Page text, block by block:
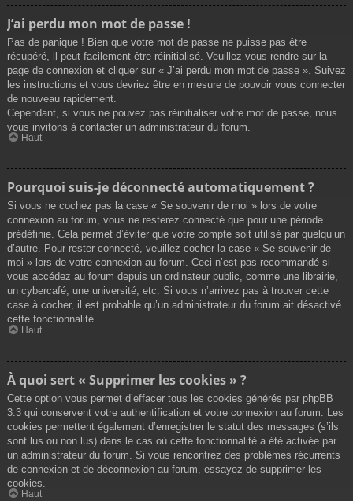
J’ai perdu mon mot de passe !
Pas de panique ! Bien que votre mot de passe ne puisse pas être
récupéré, il peut facilement être réinitialisé. Veuillez vous rendre sur la
page de connexion et cliquer sur « J’ai perdu mon mot de passe ». Suivez
les instructions et vous devriez être en mesure de pouvoir vous connecter
de nouveau rapidement.
Cependant, si vous ne pouvez pas réinitialiser votre mot de passe, nous
vous invitons à contacter un administrateur du forum.
Haut
Pourquoi suis-je déconnecté automatiquement ?
Si vous ne cochez pas la case « Se souvenir de moi » lors de votre
connexion au forum, vous ne resterez connecté que pour une période
prédéfinie. Cela permet d’éviter que votre compte soit utilisé par quelqu’un
d’autre. Pour rester connecté, veuillez cocher la case « Se souvenir de
moi » lors de votre connexion au forum. Ceci n’est pas recommandé si
vous accédez au forum depuis un ordinateur public, comme une librairie,
un cybercafé, une université, etc. Si vous n’arrivez pas à trouver cette
case à cocher, il est probable qu’un administrateur du forum ait désactivé
cette fonctionnalité.
Haut
À quoi sert « Supprimer les cookies » ?
Cette option vous permet d’effacer tous les cookies générés par phpBB
3.3 qui conservent votre authentification et votre connexion au forum. Les
cookies permettent également d’enregistrer le statut des messages (s’ils
sont lus ou non lus) dans le cas où cette fonctionnalité a été activée par
un administrateur du forum. Si vous rencontrez des problèmes récurrents
de connexion et de déconnexion au forum, essayez de supprimer les
cookies.
Haut